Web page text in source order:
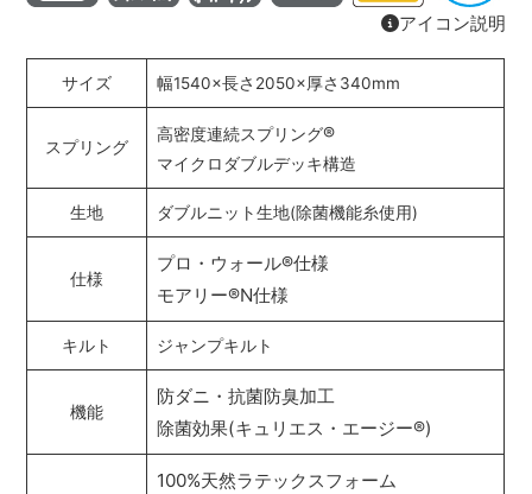
アイコン説明
サイズ 幅1540×長さ2050×厚さ340mm
スプリング
高密度連続スプリング®
マイクロダブルデッキ構造
生地 ダブルニット生地(除菌機能糸使用)
仕様
プロ・ウォール®仕様
モアリー®N仕様
キルト ジャンプキルト
機能
防ダニ・抗菌防臭加工
除菌効果(キュリエス・エージー®)
100%天然ラテックスフォーム